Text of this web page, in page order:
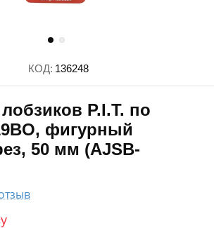
КОД: 136248
P.I.T. по
фигурный
50 мм (AJSB-